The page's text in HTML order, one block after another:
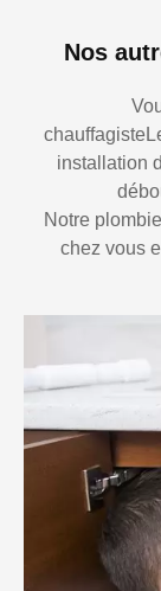
Nos
installation
Notre
chez vous